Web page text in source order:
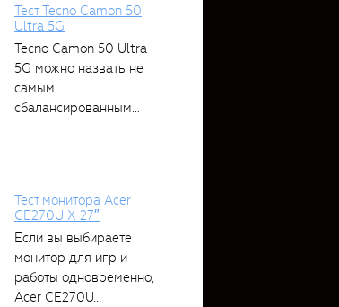
Тест Tecno Camon 50
Ultra 5G
Tecno Camon 50 Ultra
5G можно назвать не
самым
сбалансированным
Тест монитора Acer
CE270U X 27″
Если вы выбираете
монитор для игр и
работы одновременно,
Acer CE270U...